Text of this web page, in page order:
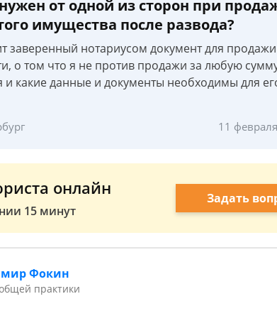
от одной из сторон при
имущества после развода?
заверенный нотариусом документ для
о том что я не против продажи за любую
и какие данные и документы необходимы для
11
онлайн
15 минут
Задать
Фокин
практики